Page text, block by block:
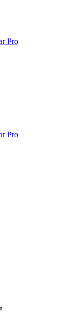
Pro
Pro